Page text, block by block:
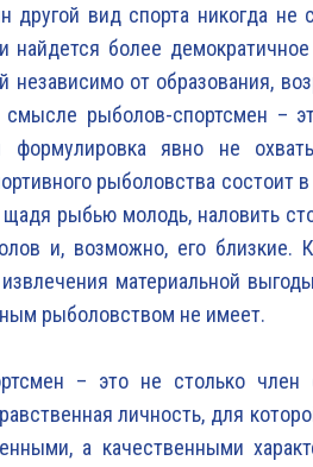
другой вид спорта никогда не
более демократичное
от образования,
рыболов-спортсмен –
явно не
рыболовства состоит
рыбью молодь, наловить
и, возможно, его близкие.
материальной
рыболовством не имеет.
– это не столько член
личность, для
а качественными